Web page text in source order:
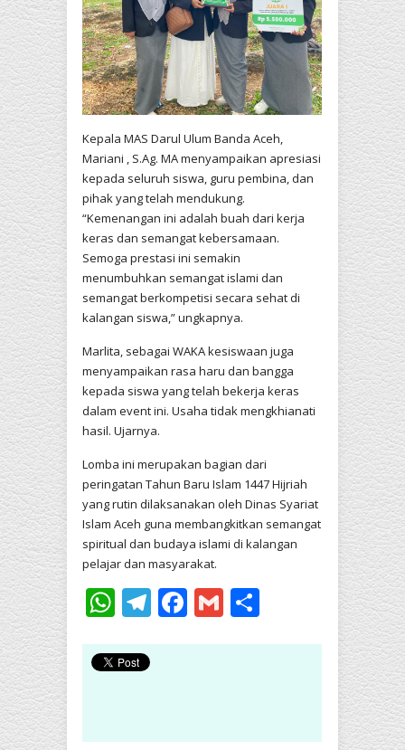
Kepala MAS Darul Ulum Banda Aceh,
Mariani , S.Ag. MA menyampaikan apresiasi
kepada seluruh siswa, guru pembina, dan
pihak yang telah mendukung.
“Kemenangan ini adalah buah dari kerja
keras dan semangat kebersamaan.
Semoga prestasi ini semakin
menumbuhkan semangat islami dan
semangat berkompetisi secara sehat di
kalangan siswa,” ungkapnya.
Marlita, sebagai WAKA kesiswaan juga
menyampaikan rasa haru dan bangga
kepada siswa yang telah bekerja keras
dalam event ini. Usaha tidak mengkhianati
hasil. Ujarnya.
Lomba ini merupakan bagian dari
peringatan Tahun Baru Islam 1447 Hijriah
yang rutin dilaksanakan oleh Dinas Syariat
Islam Aceh guna membangkitkan semangat
spiritual dan budaya islami di kalangan
pelajar dan masyarakat.
WhatsApp
Telegram
Facebook
Gmail